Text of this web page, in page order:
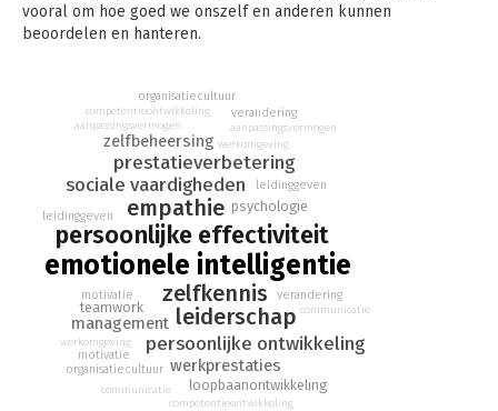
vooral om hoe goed we onszelf en anderen kunnen
beoordelen en hanteren.
emotionele intelligentie op bedrijf en organisatie en op de
mensen die er werken. Tevens bevat dit boek hulpmiddelen en
een test om de 'EQ-factor' voor uzelf in kaart te brengen en te
optimaliseren.
emotionele intelligentie
persoonlijke effectiviteit
zelfkennis
empathie
leiderschap
sociale vaardigheden
prestatieverbetering
persoonlijke ontwikkeling
werkprestaties
zelfbeheersing
management
psychologie
loopbaanontwikkeling
teamwork
motivatie
competentieontwikkeling
organisatiecultuur
werkomgeving
leidinggeven
verandering
aanpassingsvermogen
communicatie
motivatie
competentieontwikkeling
organisatiecultuur
werkomgeving
leidinggeven
verandering
aanpassingsvermogen
communicatie